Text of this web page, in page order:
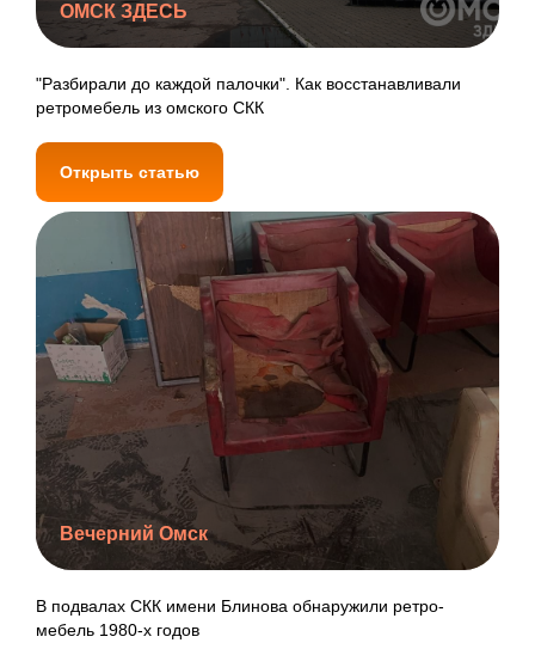
ОМСК ЗДЕСЬ
"Разбирали до каждой палочки". Как восстанавливали
ретромебель из омского СКК
Открыть статью
Вечерний Омск
В подвалах СКК имени Блинова обнаружили ретро-
мебель 1980-х годов